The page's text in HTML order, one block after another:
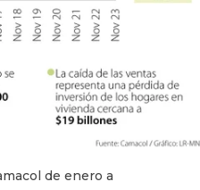
de enero a